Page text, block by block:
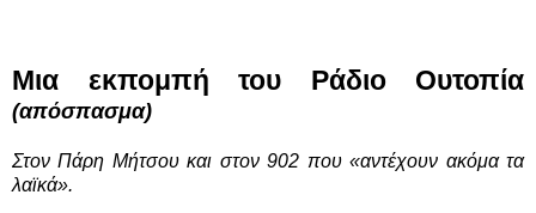
Μια εκπομπή του Ράδιο Ουτοπία
(απόσπασμα)
Στον Πάρη Μήτσου και στον 902 που «αντέχουν ακόμα τα
λαϊκά».